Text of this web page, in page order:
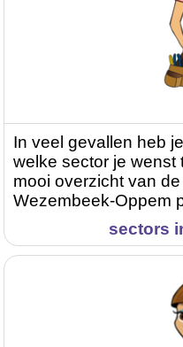
In veel gevallen heb
welke sector je wenst
mooi overzicht van
Wezembeek-Oppem
sectors